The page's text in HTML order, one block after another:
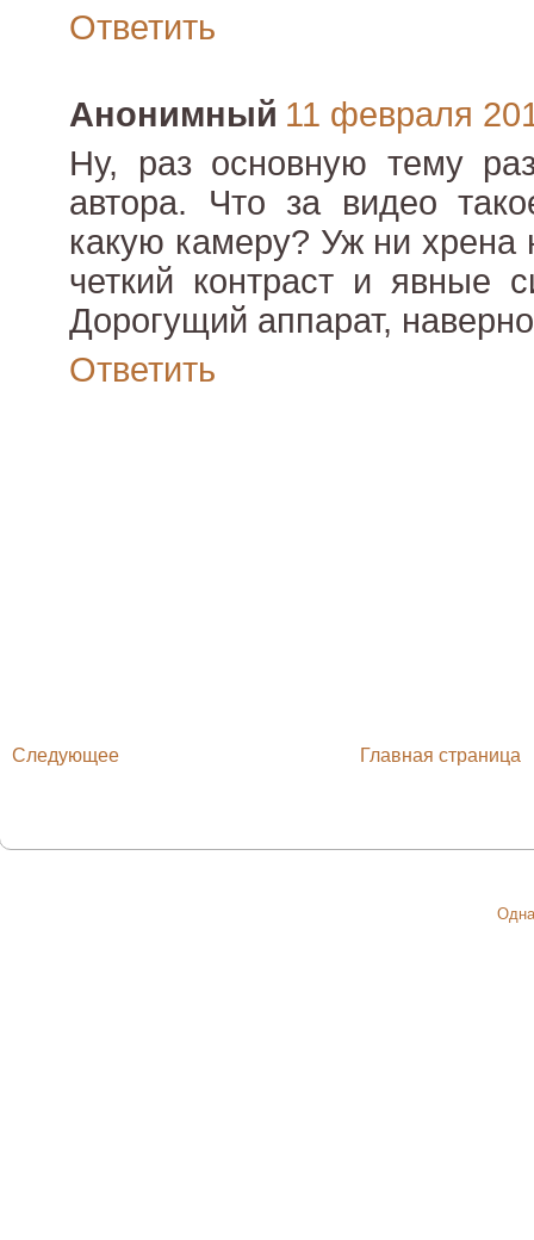
Ответить
Анонимный 11 февраля
Ну, раз основную тему
автора. Что за видео
какую камеру? Уж ни хрена
четкий контраст и явные
Дорогущий аппарат,
Ответить
Следующее Главная страница